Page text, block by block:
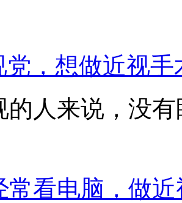
党，想做近视
的人来说，没
常看电脑，做